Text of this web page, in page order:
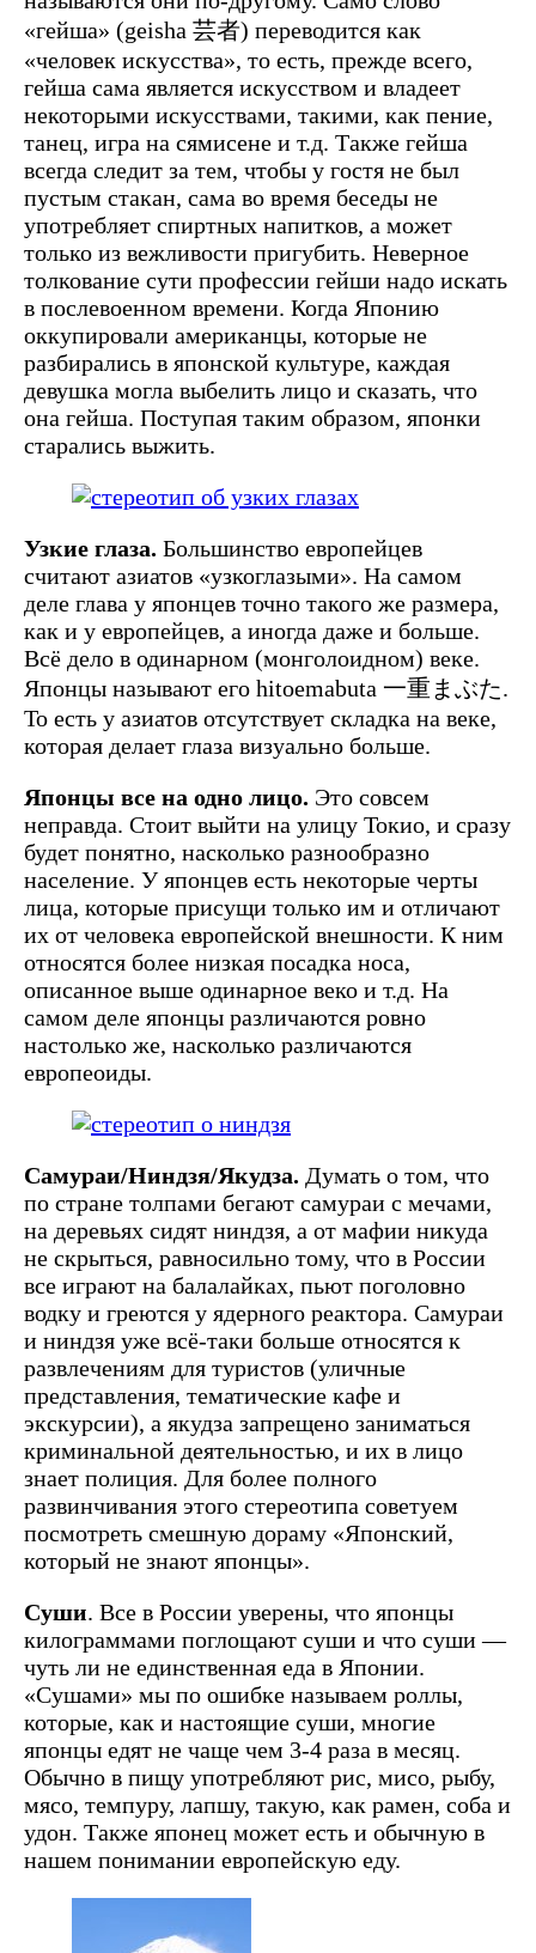
«гейша» (geisha 芸者) переводится как
«человек искусства», то есть, прежде всего,
гейша сама является искусством и владеет
некоторыми искусствами, такими, как пение,
танец, игра на сямисене и т.д. Также гейша
всегда следит за тем, чтобы у гостя не был
пустым стакан, сама во время беседы не
употребляет спиртных напитков, а может
только из вежливости пригубить. Неверное
толкование сути профессии гейши надо искать
в послевоенном времени. Когда Японию
оккупировали американцы, которые не
разбирались в японской культуре, каждая
девушка могла выбелить лицо и сказать, что
она гейша. Поступая таким образом, японки
старались выжить.
Узкие глаза. Большинство европейцев
считают азиатов «узкоглазыми». На самом
деле глава у японцев точно такого же размера,
как и у европейцев, а иногда даже и больше.
Всё дело в одинарном (монголоидном) веке.
Японцы называют его hitoemabuta 一重まぶた.
То есть у азиатов отсутствует складка на веке,
которая делает глаза визуально больше.
Японцы все на одно лицо. Это совсем
неправда. Стоит выйти на улицу Токио, и сразу
будет понятно, насколько разнообразно
население. У японцев есть некоторые черты
лица, которые присущи только им и отличают
их от человека европейской внешности. К ним
относятся более низкая посадка носа,
описанное выше одинарное веко и т.д. На
самом деле японцы различаются ровно
настолько же, насколько различаются
европеоиды.
Самураи/Ниндзя/Якудза. Думать о том, что
по стране толпами бегают самураи с мечами,
на деревьях сидят ниндзя, а от мафии никуда
не скрыться, равносильно тому, что в России
все играют на балалайках, пьют поголовно
водку и греются у ядерного реактора. Самураи
и ниндзя уже всё-таки больше относятся к
развлечениям для туристов (уличные
представления, тематические кафе и
экскурсии), а якудза запрещено заниматься
криминальной деятельностью, и их в лицо
знает полиция. Для более полного
развинчивания этого стереотипа советуем
посмотреть смешную дораму «Японский,
который не знают японцы».
Суши. Все в России уверены, что японцы
килограммами поглощают суши и что суши —
чуть ли не единственная еда в Японии.
«Сушами» мы по ошибке называем роллы,
которые, как и настоящие суши, многие
японцы едят не чаще чем 3-4 раза в месяц.
Обычно в пищу употребляют рис, мисо, рыбу,
мясо, темпуру, лапшу, такую, как рамен, соба и
удон. Также японец может есть и обычную в
нашем понимании европейскую еду.